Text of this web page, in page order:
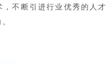
不断引进行业优秀的人